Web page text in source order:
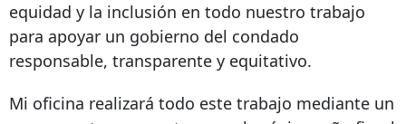
equidad y la inclusión en todo nuestro trabajo
para apoyar un gobierno del condado
responsable, transparente y equitativo.
Mi oficina realizará todo este trabajo mediante un